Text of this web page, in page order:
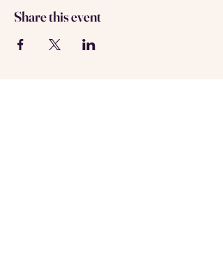
Share this event